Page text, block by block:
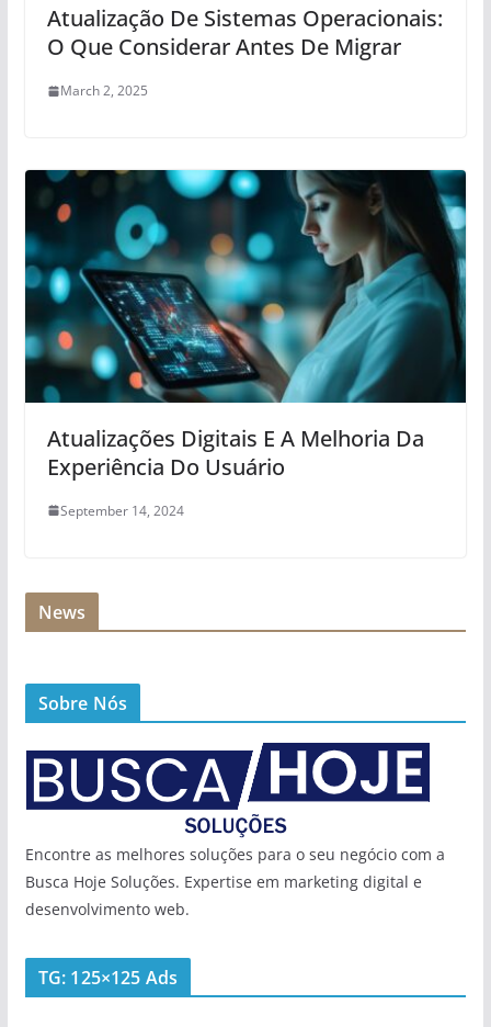
Atualização De Sistemas Operacionais:
O Que Considerar Antes De Migrar
March 2, 2025
Atualizações Digitais E A Melhoria Da
Experiência Do Usuário
September 14, 2024
News
Sobre Nós
Encontre as melhores soluções para o seu negócio com a
Busca Hoje Soluções. Expertise em marketing digital e
desenvolvimento web.
TG: 125×125 Ads